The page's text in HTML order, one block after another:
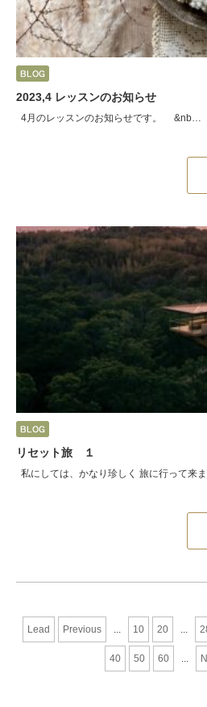
2023,4 レッスンのお知らせ
4月のレッスンのお知らせです。 &nb…
リセット旅 １
私にしては、かなり珍しく 旅に行って来
Lead Previous ... 10 20 ...
40 50 60 ...